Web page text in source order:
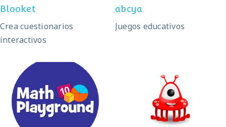
Blooket
Crea cuestionarios
interactivos
abcya
Juegos educativos
Mathplayground Vedoque